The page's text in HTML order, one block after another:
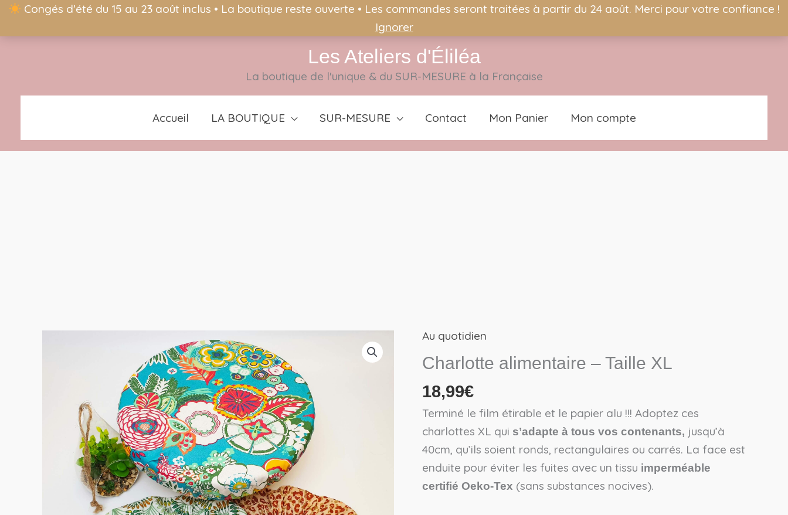
Congés d'été du 15 au 23 août inclus • La boutique reste ouverte • Les commandes seront traitées à partir du 24 août. Merci pour votre confiance !
Ignorer
Les Ateliers d'Éliléa
La boutique de l'unique & du SUR-MESURE à la Française
Accueil LA BOUTIQUE SUR-MESURE Contact Mon Panier Mon compte
Au quotidien
Charlotte alimentaire – Taille XL
18,99€
Terminé le film étirable et le papier alu !!! Adoptez ces
charlottes XL qui s’adapte à tous vos contenants, jusqu’à
40cm, qu’ils soient ronds, rectangulaires ou carrés. La face est
enduite pour éviter les fuites avec un tissu imperméable
certifié Oeko-Tex (sans substances nocives).
quantité
de
alimentaire
-
Taille
XL